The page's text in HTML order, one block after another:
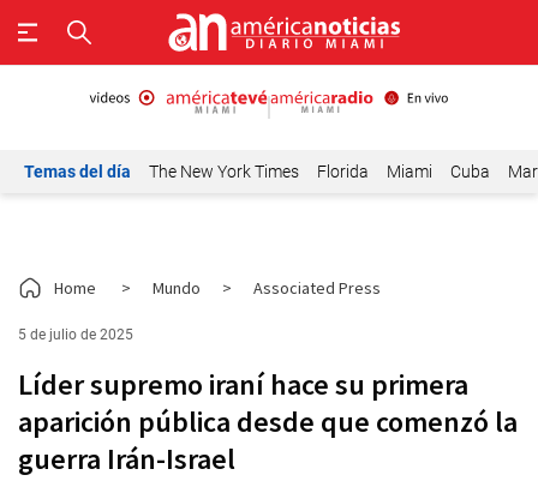
Temas del día The New York Times Florida Miami Cuba
Home > Mundo > Associated Press
5 de julio de 2025
Líder supremo iraní hace su primera
aparición pública desde que comenzó la
guerra Irán-Israel